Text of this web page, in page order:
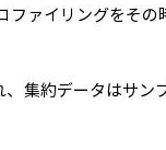
ァイリングをそ
集約データはサン